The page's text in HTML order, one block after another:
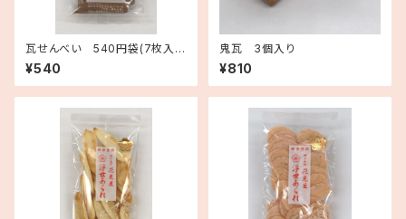
瓦せんべい 540円袋(7枚入
り)
¥540
鬼瓦 3個入り
¥810